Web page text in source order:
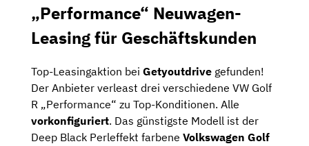
„Performance“ Neuwagen-
Leasing für Geschäftskunden
Top-Leasingaktion bei Getyoutdrive gefunden!
Der Anbieter verleast drei verschiedene VW Golf
R „Performance“ zu Top-Konditionen. Alle
vorkonfiguriert. Das günstigste Modell ist der
Deep Black Perleffekt farbene Volkswagen Golf